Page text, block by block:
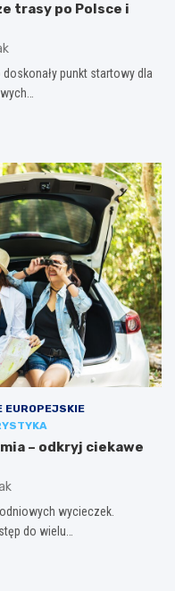
trasy po Polsce i
punkt startowy dla
EUROPEJSKIE
– odkryj ciekawe
wycieczek.
do wielu…